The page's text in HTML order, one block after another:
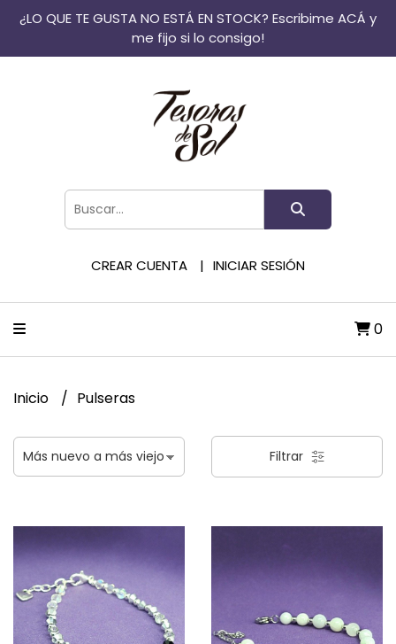
¿LO QUE TE GUSTA NO ESTÁ EN STOCK? Escribime ACÁ y
me fijo si lo consigo!
CREAR CUENTA INICIAR SESIÓN
0
Inicio Pulseras
Filtrar